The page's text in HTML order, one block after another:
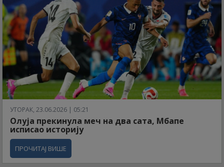
УТОРАК, 23.06.2026 | 05:21
Олуја прекинула меч на два сата, Мбапе
исписао историју
ПРОЧИТАЈ ВИШЕ